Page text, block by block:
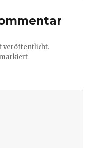
veröffentlicht.
markiert